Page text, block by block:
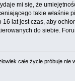
mi się, że
takie właśnie
16 lat jest czas, aby
do siebie.
całe życie próbuje